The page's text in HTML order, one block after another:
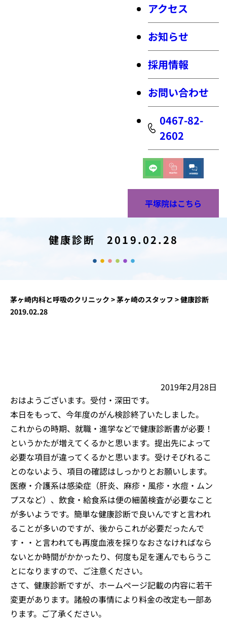
アクセス
お知らせ
採用情報
お問い合わせ
0467-82-
2602
平塚院はこちら
健康診断 2019.02.28
茅ヶ崎内科と呼吸のクリニック >茅ヶ崎のスタッフ >健康診断
2019.02.28
2019年2月28日
おはようございます。受付・深田です。
本日をもって、今年度のがん検診終了いたしました。
これからの時期、就職・進学などで健康診断書が必要！
というかたが増えてくるかと思います。提出先によって
必要な項目が違ってくるかと思います。受けそびれるこ
とのないよう、項目の確認はしっかりとお願いします。
医療・介護系は感染症（肝炎、麻疹・風疹・水痘・ムン
プスなど）、飲食・給食系は便の細菌検査が必要なこと
が多いようです。簡単な健康診断で良いんですと言われ
ることが多いのですが、後からこれが必要だったんで
す・・と言われても再度血液を採りなおさなければなら
ないとか時間がかかったり、何度も足を運んでもらうこ
とになりますので、ご注意ください。
さて、健康診断ですが、ホームページ記載の内容に若干
変更があります。諸般の事情により料金の改定も一部あ
ります。ご了承ください。